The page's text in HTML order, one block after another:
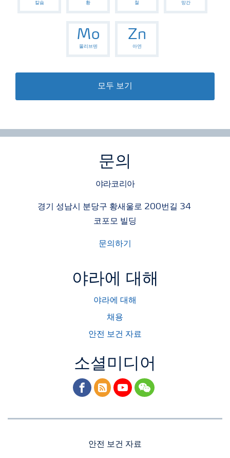
칼슘 황 철 망간
Mo
몰리브덴
Zn
아연
모두 보기
문의
야라코리아
경기 성남시 분당구 황새울로 200번길 34
코포모 빌딩
문의하기
야라에 대해
야라에 대해
채용
안전 보건 자료
소셜미디어
facebook
rss youtubewechat
안전 보건 자료